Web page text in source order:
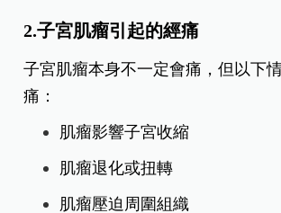
2.子宮肌瘤引起的經痛
子宮肌瘤本身不一定會痛，但以下
痛：
肌瘤影響子宮收縮
肌瘤退化或扭轉
肌瘤壓迫周圍組織